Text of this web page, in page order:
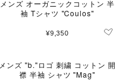
メンズ オーガニックコットン 半
袖 Tシャツ "Coulos"
¥9,350
メンズ "b."ロゴ 刺繍 コットン 開
襟 半袖 シャツ "Mag"